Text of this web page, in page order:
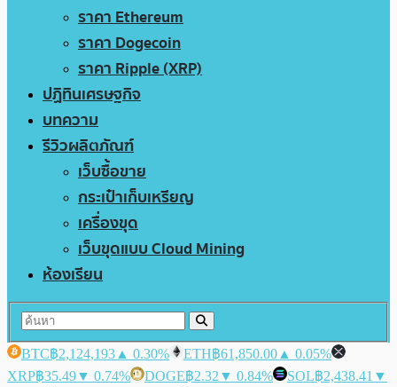
ราคา Ethereum
ราคา Dogecoin
ราคา Ripple (XRP)
ปฏิทินเศรษฐกิจ
บทความ
รีวิวผลิตภัณฑ์
เว็บซื้อขาย
กระเป๋าเก็บเหรียญ
เครื่องขุด
เว็บขุดแบบ Cloud Mining
ห้องเรียน
BTC฿2,124,193 ▲ 0.30% ETH฿61,850.00 ▲ 0.05%
XRP฿35.49▼ 0.74% DOGE฿2.32 ▼ 0.84% SOL฿2,438.41 ▼